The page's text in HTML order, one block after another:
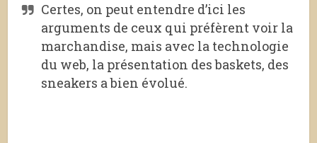
Certes, on peut entendre d’ici les
arguments de ceux qui préfèrent voir la
marchandise, mais avec la technologie
du web, la présentation des baskets, des
sneakers a bien évolué.